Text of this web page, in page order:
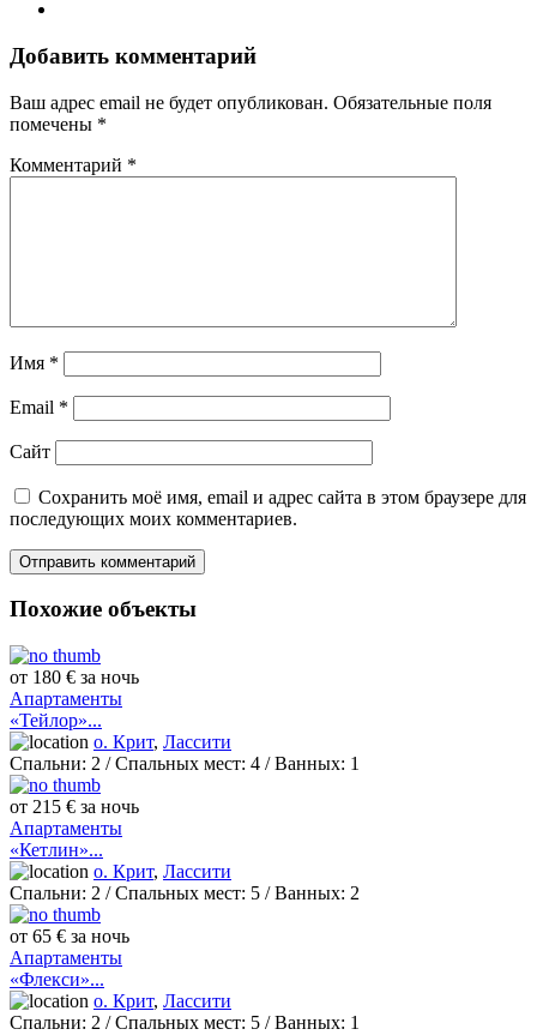
Добавить комментарий
Ваш адрес email не будет опубликован. Обязательные поля
помечены *
Комментарий *
Имя *
Email *
Сайт
Сохранить моё имя, email и адрес сайта в этом браузере для
последующих моих комментариев.
Похожие объекты
от 180 € за ночь
Апартаменты
«Тейлор»...
о. Крит, Лассити
Спальни: 2 / Спальных мест: 4 /Ванных: 1
от 215 € за ночь
Апартаменты
«Кетлин»...
о. Крит, Лассити
Спальни: 2 / Спальных мест: 5 /Ванных: 2
от 65 € за ночь
Апартаменты
«Флекси»...
о. Крит, Лассити
Спальни: 2 / Спальных мест: 5 /Ванных: 1